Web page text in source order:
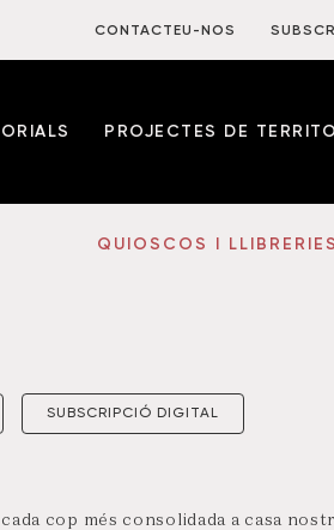
CONTACTEU-NOS
PROJECTES DE
SUBSCRIPCIÓ DIGITAL
cop més consolidada a casa
QUIOSCOS I